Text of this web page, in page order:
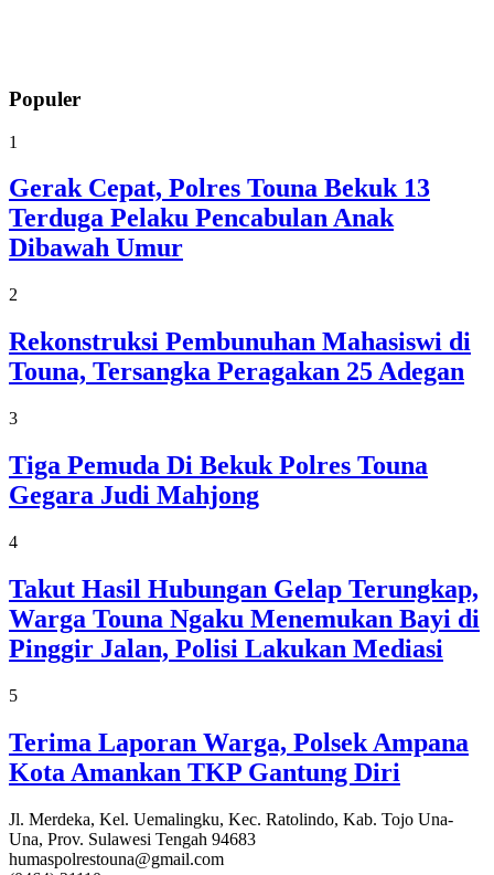
Populer
1
Gerak Cepat, Polres Touna Bekuk 13
Terduga Pelaku Pencabulan Anak
Dibawah Umur
2
Rekonstruksi Pembunuhan Mahasiswi di
Touna, Tersangka Peragakan 25 Adegan
3
Tiga Pemuda Di Bekuk Polres Touna
Gegara Judi Mahjong
4
Takut Hasil Hubungan Gelap Terungkap,
Warga Touna Ngaku Menemukan Bayi di
Pinggir Jalan, Polisi Lakukan Mediasi
5
Terima Laporan Warga, Polsek Ampana
Kota Amankan TKP Gantung Diri
Jl. Merdeka, Kel. Uemalingku, Kec. Ratolindo, Kab. Tojo Una-
Una, Prov. Sulawesi Tengah 94683
humaspolrestouna@gmail.com